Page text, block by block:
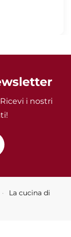
i nostri
La cucina di